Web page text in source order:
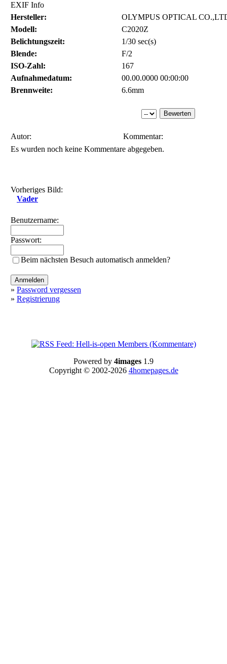
EXIF Info
Hersteller:
OLYMPUS OPTICAL
Modell:
C2020Z
Belichtungszeit:
1/30 sec(s)
Blende:
F/2
ISO-Zahl:
167
Aufnahmedatum:
00.00.0000 00:00:00
Brennweite:
6.6mm
Autor:
Kommentar:
Es wurden noch keine Kommentare abgegeben.
Vorheriges Bild:
Vader
Benutzername:
Passwort:
Beim nächsten Besuch automatisch anmelden?
» Password vergessen
» Registrierung
Powered by 4images 1.9
Copyright © 2002-2026 4homepages.de